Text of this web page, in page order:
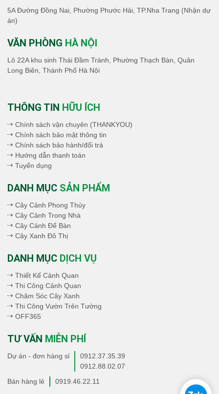
5A Đường Đồng Nai, Phường Phước Hải, TP.Nha Trang (Nhận dự
án)
VĂN PHÒNG HÀ NỘI
Lô 22A khu sinh Thái Đầm Trành, Phường Thạch Bàn, Quân
Long Biên, Thành Phố Hà Nội
THÔNG TIN HỮU ÍCH
Chính sách vận chuyên (THANKYOU)
Chính sách bảo mật thông tin
Chính sách bảo hành/đổi trả
Hướng dẫn thanh toán
Tuyển dụng
DANH MỤC SẢN PHẨM
Cây Cảnh Phong Thủy
Cây Cảnh Trong Nhà
Cây Cảnh Để Bàn
Cây Xanh Đô Thị
DANH MỤC DỊCH VỤ
Thiết Kế Cảnh Quan
Thi Công Cảnh Quan
Chăm Sóc Cây Xanh
Thi Công Vườn Trên Tường
OFF365
TƯ VẤN MIỄN PHÍ
Dự án - đơn hàng sỉ
0912.37.35.39
0912.88.02.07
Bán hàng lẻ
0919.46.22.11